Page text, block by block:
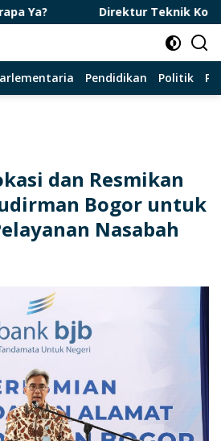
Direktur Teknik Konservasi
Pendidikan Politik
dan Resmikan
Bogor untuk
Nasabah